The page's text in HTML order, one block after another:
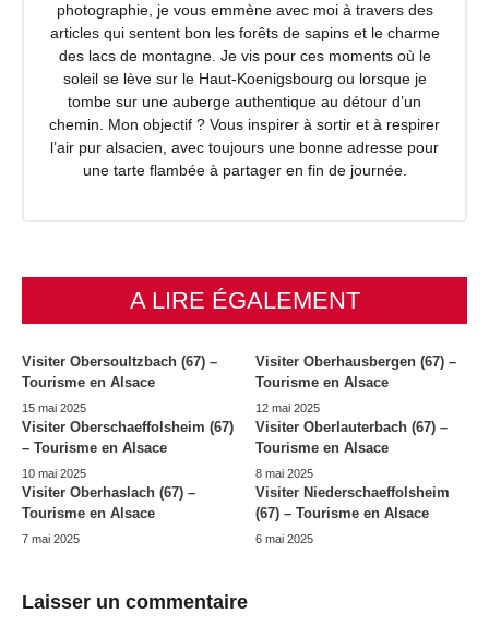
photographie, je vous emmène avec moi à travers des
articles qui sentent bon les forêts de sapins et le charme
des lacs de montagne. Je vis pour ces moments où le
soleil se lève sur le Haut-Koenigsbourg ou lorsque je
tombe sur une auberge authentique au détour d’un
chemin. Mon objectif ? Vous inspirer à sortir et à respirer
l’air pur alsacien, avec toujours une bonne adresse pour
une tarte flambée à partager en fin de journée.
A LIRE ÉGALEMENT
Visiter Obersoultzbach (67) –
Tourisme en Alsace
15 mai 2025
Visiter Oberhausbergen (67) –
Tourisme en Alsace
12 mai 2025
Visiter Oberschaeffolsheim (67)
– Tourisme en Alsace
10 mai 2025
Visiter Oberlauterbach (67) –
Tourisme en Alsace
8 mai 2025
Visiter Oberhaslach (67) –
Tourisme en Alsace
7 mai 2025
Visiter Niederschaeffolsheim
(67) – Tourisme en Alsace
6 mai 2025
Laisser un commentaire